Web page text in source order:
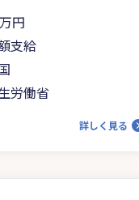
円
支給
労働省
詳しく見る